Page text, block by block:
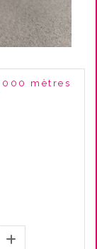
mètres